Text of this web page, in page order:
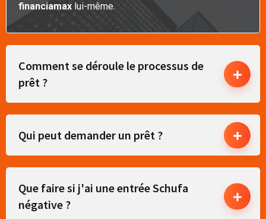
financiamax lui-même.
Comment se déroule le processus de
prêt ?
Qui peut demander un prêt ?
Que faire si j'ai une entrée Schufa
négative ?